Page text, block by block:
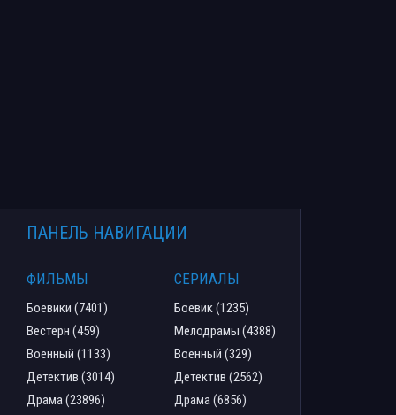
ПАНЕЛЬ НАВИГАЦИИ
ФИЛЬМЫ
Боевики (7401)
Вестерн (459)
Военный (1133)
Детектив (3014)
Драма (23896)
СЕРИАЛЫ
Боевик (1235)
Мелодрамы (4388)
Военный (329)
Детектив (2562)
Драма (6856)